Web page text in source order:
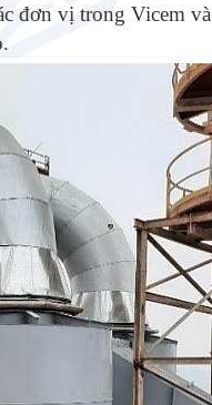
đơn vị trong Vicem